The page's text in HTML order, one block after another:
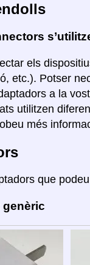
els
etc.). Potser
a la
utilitzen
més
que